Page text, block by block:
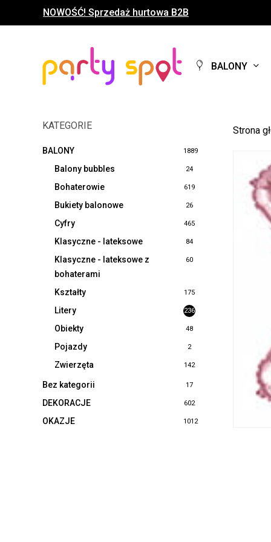
NOWOŚĆ! Sprzedaż hurtowa B2B
BALONY
KATEGORIE
BALONY 1889
Balony bubbles 24
Bohaterowie 619
Bukiety balonowe 26
Cyfry 465
Klasyczne - lateksowe 84
Klasyczne - lateksowe z
bohaterami
60
Kształty 175
Litery 236
Obiekty 48
Pojazdy 2
Zwierzęta 142
Bez kategorii 17
DEKORACJE 602
OKAZJE 1012
Strona